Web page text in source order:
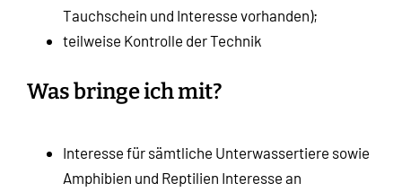
Tauchschein und Interesse vorhanden);
teilweise Kontrolle der Technik
Was bringe ich mit?
Interesse für sämtliche Unterwassertiere sowie
Amphibien und Reptilien Interesse an